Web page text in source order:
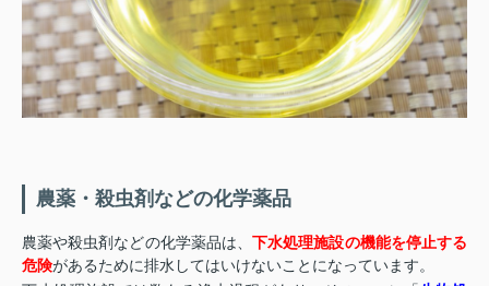
農薬・殺虫剤などの化学薬品
農薬や殺虫剤などの化学薬品は、下水処理施設の機能を停止する
危険があるために排水してはいけないことになっています。